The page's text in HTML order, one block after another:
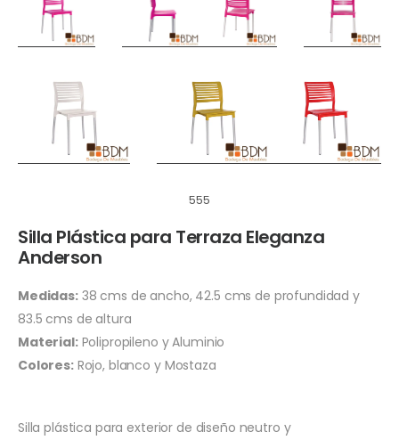
555
Silla Plástica para Terraza Eleganza
Anderson
Medidas:38 cms de ancho, 42.5 cms de profundidad y
83.5 cms de altura
Material:Polipropileno y Aluminio
Colores:Rojo, blanco y Mostaza
Silla plástica para exterior de diseño neutro y